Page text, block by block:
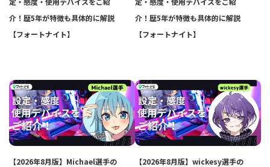
介！歴5年が特徴も具体的に解説
【フォートナイト】
【2026年8月版】Michael選手の
介！歴5年が特徴も具体的に解説
【フォートナイト】
【2026年8月版】wickesy選手の